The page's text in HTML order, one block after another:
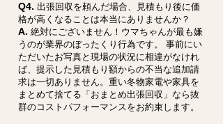
Q4. 出張回収を頼んだ場合、見積もり後に価
格が高くなることは本当にありませんか？
A. 絶対にございません！ウマちゃんが最も嫌
うのが業界のぼったくり行為です。 事前にい
ただいたお写真と現場の状況に相違がなけれ
ば、提示した見積もり額からの不当な追加請
求は一切ありません。重い冬物家電や家具を
まとめて捨てる「おまとめ出張回収」なら抜
群のコストパフォーマンスをお約束します。